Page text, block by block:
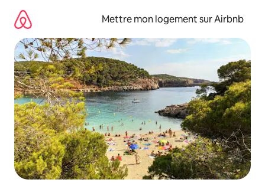
directement
contenu
Mettre mon logement sur Airbnb